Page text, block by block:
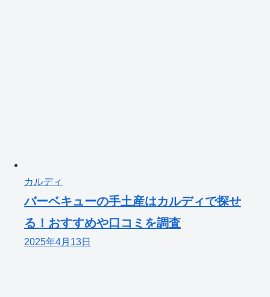
カルディ
バーベキューの手土産はカルディで探せ
る！おすすめや口コミを調査
2025年4月13日